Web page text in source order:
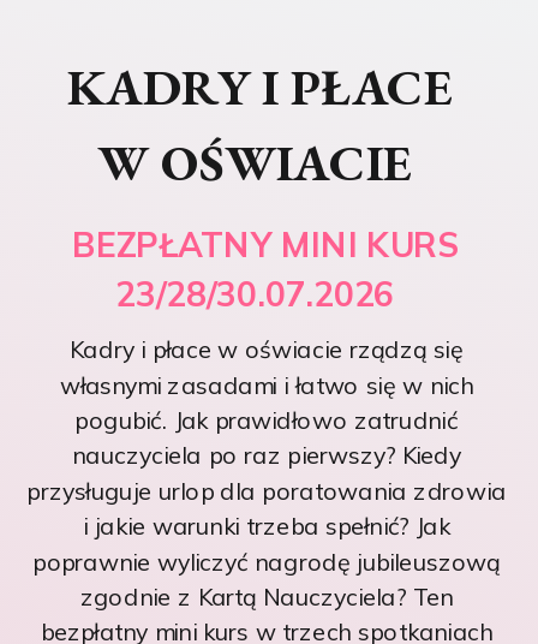
BEZPŁATNY MINI KURS
Kadry i płace w oświacie rządzą się
własnymi zasadami i łatwo się w nich
pogubić. Jak prawidłowo zatrudnić
nauczyciela po raz pierwszy? Kiedy
przysługuje urlop dla poratowania zdrowia
i jakie warunki trzeba spełnić? Jak
poprawnie wyliczyć nagrodę jubileuszową
zgodnie z Kartą Nauczyciela? Ten
bezpłatny mini kurs w trzech spotkaniach
KADRY I PŁACE
W OŚWIACIE
23/28/30.07.2026